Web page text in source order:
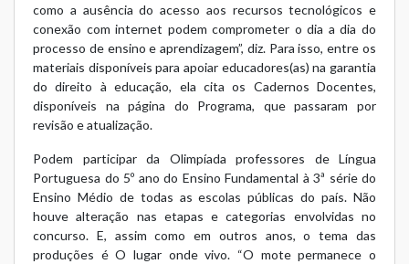
como a ausência do acesso aos recursos tecnológicos e
conexão com internet podem comprometer o dia a dia do
processo de ensino e aprendizagem”, diz. Para isso, entre os
materiais disponíveis para apoiar educadores(as) na garantia
do direito à educação, ela cita os Cadernos Docentes,
disponíveis na página do Programa, que passaram por
revisão e atualização.
Podem participar da Olimpíada professores de Língua
Portuguesa do 5º ano do Ensino Fundamental à 3ª série do
Ensino Médio de todas as escolas públicas do país. Não
houve alteração nas etapas e categorias envolvidas no
concurso. E, assim como em outros anos, o tema das
produções é O lugar onde vivo. “O mote permanece o